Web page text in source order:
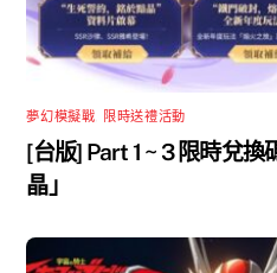
夢幻模擬戰 限時送禮活動
[台版] Part 1 ~ 3 限時兌換
晶」